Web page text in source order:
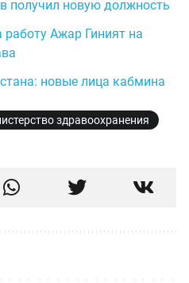
получил новую должность
Ажар Гиният на
новые лица кабмина
здравоохранения